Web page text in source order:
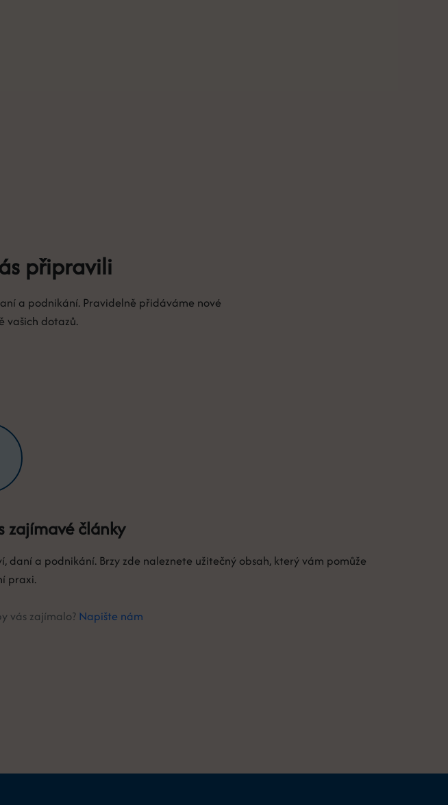
připravili
a podnikání. Pravidelně přidáváme nové
vašich dotazů.
zajímavé články
a podnikání. Brzy zde naleznete užitečný obsah, který vám pomůže
praxi.
vás zajímalo? Napište nám